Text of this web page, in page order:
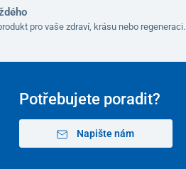
pro vaše zdraví, krásu nebo regeneraci.
Potřebujete poradit?
Napište nám